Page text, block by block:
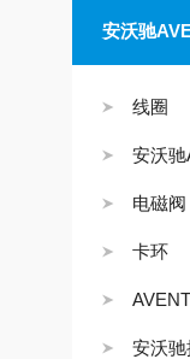
安沃驰
线圈
安沃驰
电磁阀
卡环
安沃